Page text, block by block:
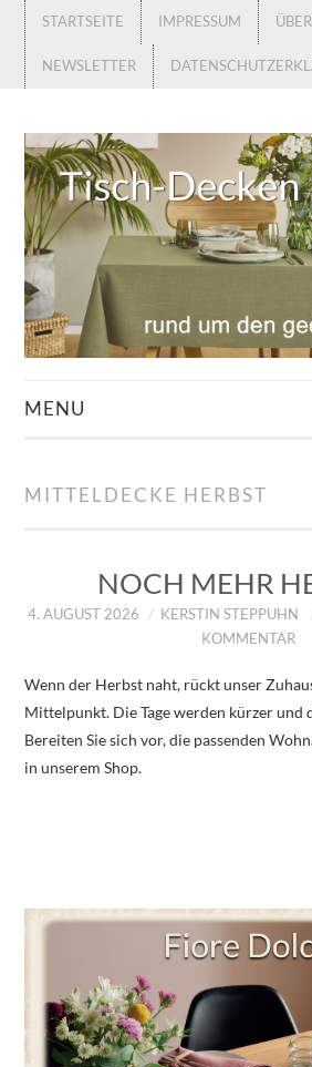
STARTSEITE IMPRESSUM
NEWSLETTER
MENU
ÜBER UNS
MITTELDECKE HERBST
NOCH MEHR
4. AUGUST 2026 KERSTIN STEPPUHN
KOMMENTAR
Wenn der Herbst naht, rückt unser
Mittelpunkt. Die Tage werden kürzer und
Bereiten Sie sich vor, die passenden
in unserem Shop.